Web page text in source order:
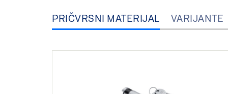
PRIČVRSNI MATERIJAL VARIJANTE